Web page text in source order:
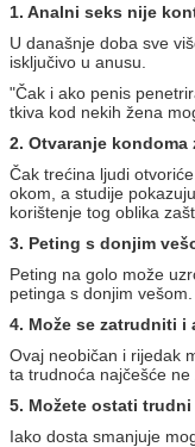
1. Analni seks nije
U današnje doba sve
isključivo u anusu.
"Čak i ako penis
tkiva kod nekih žena
2. Otvaranje kondoma
Čak trećina ljudi
okom, a studije
korištenje tog oblika
3. Peting s donjim
Peting na golo može
petinga s donjim
4. Može se zatrudniti i
Ovaj neobičan i rijedak
ta trudnoća najčešće ne
5. Možete ostati
Iako dosta smanjuje